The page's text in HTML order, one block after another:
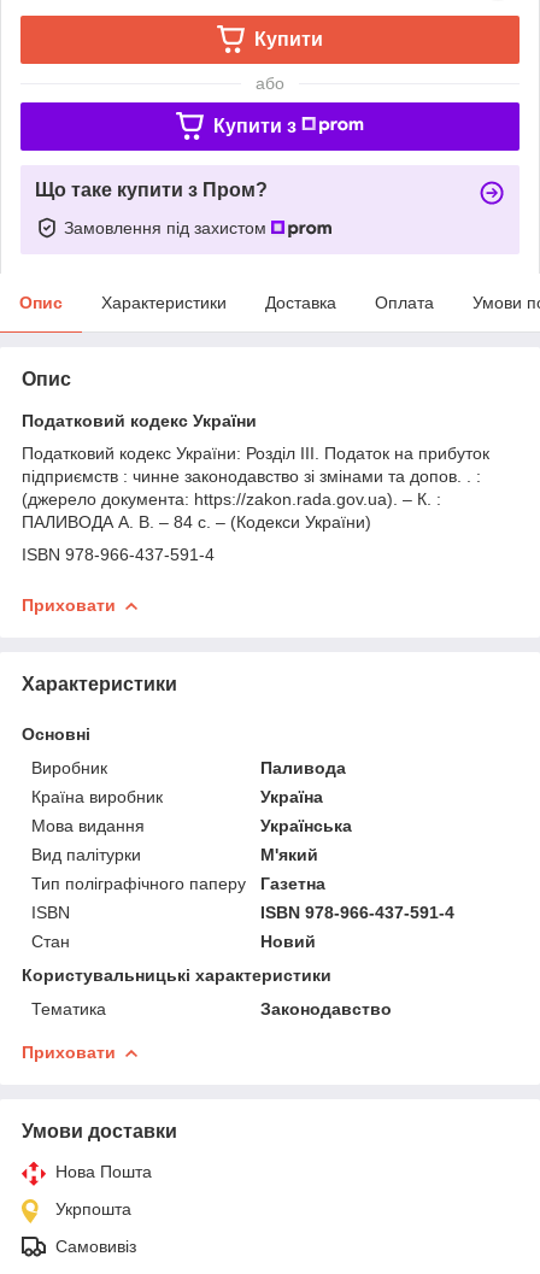
Купити
або
Купити з
Що таке купити з Пром?
Замовлення під захистом
Опис Характеристики Доставка Оплата Умови
Опис
Податковий кодекс України
Податковий кодекс України: Розділ ІІІ. Податок на прибуток
підприємств : чинне законодавство зі змінами та допов. . :
(джерело документа: https://zakon.rada.gov.ua). – К. :
ПАЛИВОДА А. В. – 84 с. – (Кодекси України)
ISBN 978-966-437-591-4
Приховати
Характеристики
Основні
Виробник
Паливода
Країна виробник
Україна
Мова видання
Українська
Вид палітурки
М'який
Тип поліграфічного паперу
Газетна
ISBN
ISBN 978-966-437-591-4
Стан
Новий
Користувальницькі характеристики
Тематика
Законодавство
Приховати
Умови доставки
Нова Пошта
Укрпошта
Самовивіз